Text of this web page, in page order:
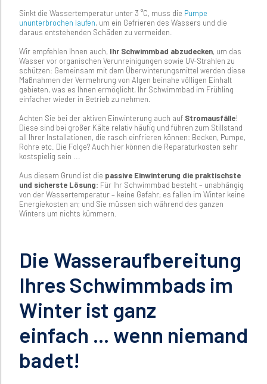
Sinkt die Wassertemperatur unter 3 °C, muss die Pumpe
ununterbrochen laufen, um ein Gefrieren des Wassers und die
daraus entstehenden Schäden zu vermeiden.
Wir empfehlen Ihnen auch, Ihr Schwimmbad abzudecken, um das
Wasser vor organischen Verunreinigungen sowie UV-Strahlen zu
schützen: Gemeinsam mit dem Überwinterungsmittel werden diese
Maßnahmen der Vermehrung von Algen beinahe völligen Einhalt
gebieten, was es Ihnen ermöglicht, Ihr Schwimmbad im Frühling
einfacher wieder in Betrieb zu nehmen.
Achten Sie bei der aktiven Einwinterung auch auf Stromausfälle!
Diese sind bei großer Kälte relativ häufig und führen zum Stillstand
all Ihrer Installationen, die rasch einfrieren können: Becken, Pumpe,
Rohre etc. Die Folge? Auch hier können die Reparaturkosten sehr
kostspielig sein ...
Aus diesem Grund ist die passive Einwinterung die praktischste
und sicherste Lösung: Für Ihr Schwimmbad besteht – unabhängig
von der Wassertemperatur – keine Gefahr; es fallen im Winter keine
Energiekosten an; und Sie müssen sich während des ganzen
Winters um nichts kümmern.
Die Wasseraufbereitung
Ihres Schwimmbads im
Winter ist ganz
einfach ... wenn niemand
badet!